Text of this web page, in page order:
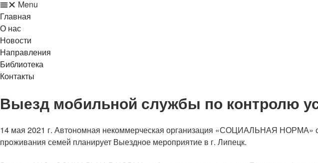
Menu
Главная
О нас
Новости
Направления
Библиотека
Контакты
Выезд мобильной службы по контролю
14 мая 2021 г. Автономная некоммерческая организация «СОЦИАЛЬНАЯ НОРМА»
проживания семей планирует Выездное мероприятие в г. Липецк.